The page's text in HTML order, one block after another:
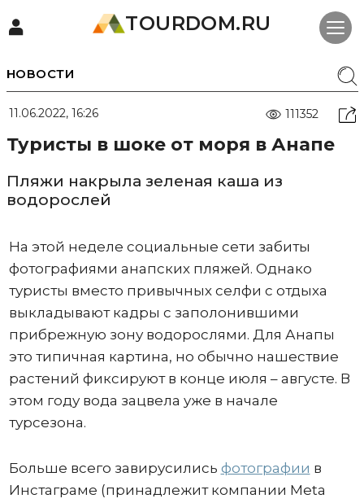
TOURDOM.RU
НОВОСТИ
11.06.2022, 16:26 111352
Туристы в шоке от моря в Анапе
Пляжи накрыла зеленая каша из
водорослей
На этой неделе социальные сети забиты
фотографиями анапских пляжей. Однако
туристы вместо привычных селфи с отдыха
выкладывают кадры с заполонившими
прибрежную зону водорослями. Для Анапы
это типичная картина, но обычно нашествие
растений фиксируют в конце июля – августе. В
этом году вода зацвела уже в начале
турсезона.
Больше всего завирусились фотографии в
Инстаграме (принадлежит компании Meta